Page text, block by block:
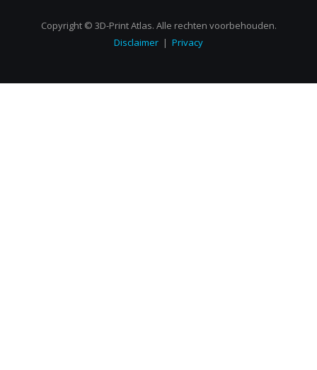
Copyright © 3D-Print Atlas. Alle rechten voorbehouden.
Disclaimer | Privacy